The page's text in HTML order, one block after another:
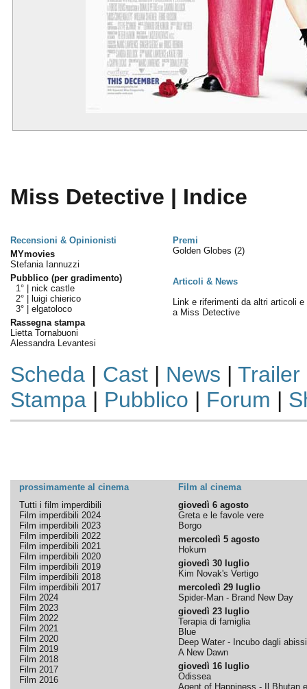
Miss Detective | Indice
Recensioni & Opinionisti
Premi
MYmovies
Stefania Iannuzzi
Pubblico (per gradimento)
1° | nick castle
2° |
luigi chierico
3° | elgatoloco
Rassegna stampa
Lietta Tornabuoni
Alessandra Levantesi
Golden Globes (2)
Articoli & News
Link e riferimenti da altri articoli e
a Miss Detective
Scheda| Cast| News | Trailer
Stampa| Pubblico | Forum |
prossimamente al cinema
Film al cinema
Tutti i film imperdibili
Film imperdibili 2024
Film imperdibili 2023
Film imperdibili 2022
Film imperdibili 2021
Film imperdibili 2020
Film imperdibili 2019
Film imperdibili 2018
Film imperdibili 2017
Film 2024
Film 2023
Film 2022
Film 2021
Film 2020
Film 2019
Film 2018
Film 2017
Film 2016
giovedì 6 agosto
Greta e le favole vere
Borgo
mercoledì 5 agosto
Hokum
giovedì 30 luglio
Kim Novak's Vertigo
mercoledì 29 luglio
Spider-Man - Brand New Day
giovedì 23 luglio
Terapia di famiglia
Blue
Deep Water - Incubo dagli abissi
A New Dawn
giovedì 16 luglio
Odissea
Agent of Happiness - Il Bhutan